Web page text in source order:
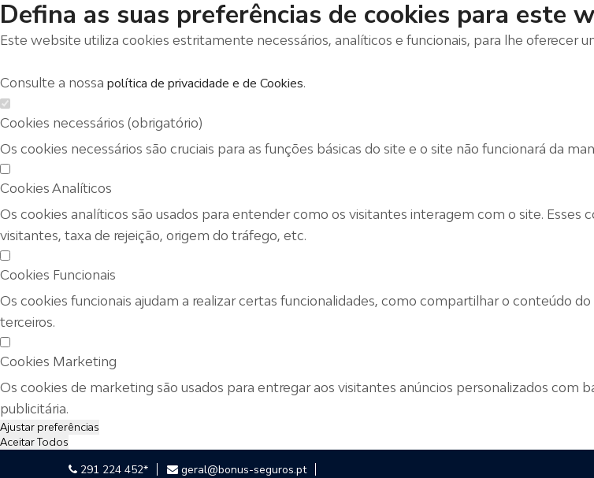
Defina as suas preferências de cookies para este
Este website utiliza cookies estritamente necessários, analíticos e funcionais, para lhe oferecer
Consulte a nossa política de privacidade e de Cookies.
Cookies necessários (obrigatório)
Os cookies necessários são cruciais para as funções básicas do site e o site não funcionará da
Cookies Analíticos
Os cookies analíticos são usados para entender como os visitantes interagem com o site.
visitantes, taxa de rejeição, origem do tráfego, etc.
Cookies Funcionais
Os cookies funcionais ajudam a realizar certas funcionalidades, como compartilhar o conteúdo
terceiros.
Cookies Marketing
Os cookies de marketing são usados para entregar aos visitantes anúncios personalizados com
publicitária.
Ajustar preferências
Aceitar Todos
291 224 452*
geral@bonus-seguros.pt